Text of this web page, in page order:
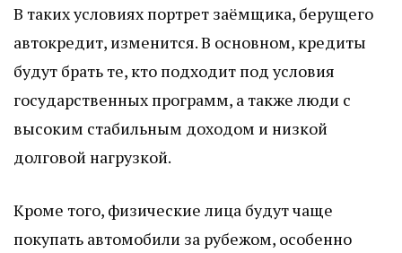
В таких условиях портрет заёмщика, берущего
автокредит, изменится. В основном, кредиты
будут брать те, кто подходит под условия
государственных программ, а также люди с
высоким стабильным доходом и низкой
долговой нагрузкой.
Кроме того, физические лица будут чаще
покупать автомобили за рубежом, особенно